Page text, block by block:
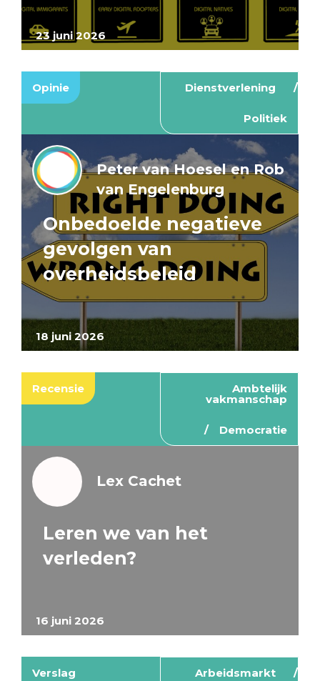
23 juni 2026
Opinie Dienstverlening
Politiek
18 juni 2026
Peter van Hoesel en Rob
van Engelenburg
Onbedoelde negatieve
gevolgen van
overheidsbeleid
Recensie Ambtelijk
vakmanschap
Democratie
16 juni 2026
Lex Cachet
Leren we van het
verleden?
Verslag Arbeidsmarkt